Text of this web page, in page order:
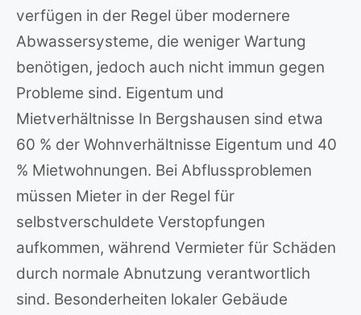
verfügen in der Regel über modernere
Abwassersysteme, die weniger Wartung
benötigen, jedoch auch nicht immun gegen
Probleme sind. Eigentum und
Mietverhältnisse In Bergshausen sind etwa
60 % der Wohnverhältnisse Eigentum und 40
% Mietwohnungen. Bei Abflussproblemen
müssen Mieter in der Regel für
selbstverschuldete Verstopfungen
aufkommen, während Vermieter für Schäden
durch normale Abnutzung verantwortlich
sind. Besonderheiten lokaler Gebäude